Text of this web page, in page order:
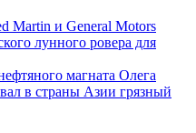
Martin и General Motors
лунного ровера для
магната Олега
в страны Азии грязный